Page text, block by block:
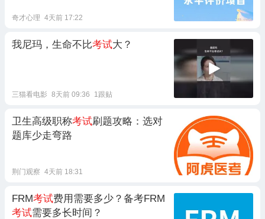
奇才心理 4天前 17:22
我尼玛，生命不比考试大？
三猫看电影 8天前 09:36 1跟贴
卫生高级职称考试刷题攻略：选对
题库少走弯路
荆门观察 4天前 18:31
FRM考试费用需要多少？备考FRM
考试需要多长时间？